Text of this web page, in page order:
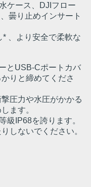
ケース、DJIフロー
曇り止めインサート
、より安全で柔軟な
とUSB-Cポートカバ
りと締めてくださ
圧力や水圧がかかる
ます。
級IP68を誇ります。
しないでください。